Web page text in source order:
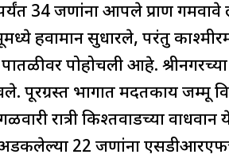
34 जणांना आपले प्राण
हवामान सुधारले, परंतु
पोहोचली आहे.
पूरग्रस्त भागात मदतकार्य जम्मू
रात्री किश्तवाडच्या
22 जणांना